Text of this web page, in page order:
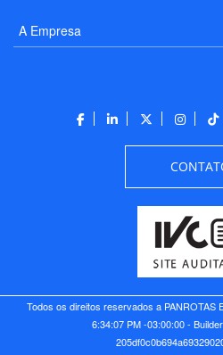
A Empresa
Todos os direitos reservados a PANROTAS
6:34:07 PM -03:00:00 -